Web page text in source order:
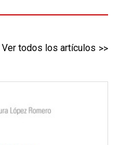
Ver todos los artículos